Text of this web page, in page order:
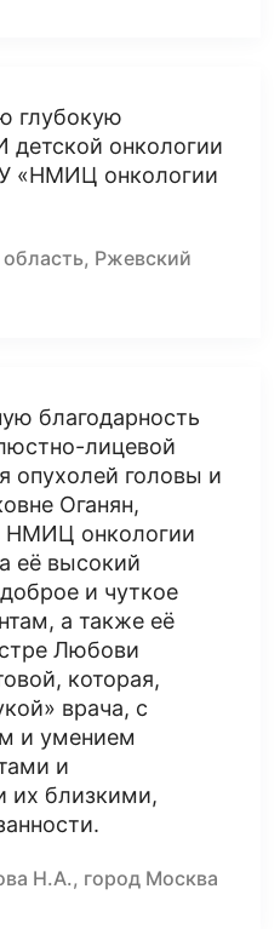
глубокую
детской онкологии
«НМИЦ онкологии
Ржевский
благодарность
лицевой
опухолей головы и
Оганян,
НМИЦ онкологии
её высокий
и чуткое
а также её
Любови
которая,
врача, с
и умением
и
близкими,
Н.А., город Москва